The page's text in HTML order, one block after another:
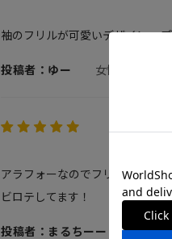
袖のフリルが可愛いデザイン。
投稿者：ゆー 女性
アラフォーなのでフリルがどう
ビロテしてます！
投稿者：まるちーー 女性